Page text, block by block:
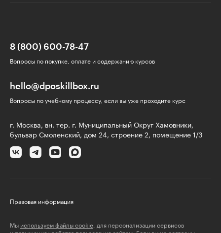
8 (800) 600-78-47
Вопросы по покупке, оплате и содержанию курсов
hello@dposkillbox.ru
Вопросы по учебному процессу, если вы уже проходите курс
г. Москва, вн. тер. г. Муниципальный Округ Хамовники,
бульвар Смоленский, дом 24, строение 2, помещение 1/3
Правовая информация
Мы используем файлы cookie , для персонализации сервисов